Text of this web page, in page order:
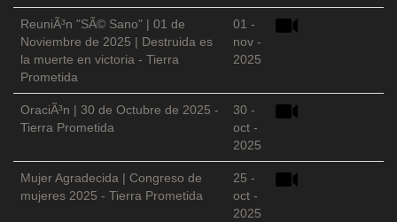
ReuniÃ³n "SÃ© Sano" | 01 de
Noviembre de 2025 | Destruida es
la muerte en victoria - Tierra
Prometida
01 -
nov -
2025
OraciÃ³n | 30 de Octubre de 2025 -
Tierra Prometida
30 -
oct -
2025
Mujer Agradecida | Congreso de
mujeres 2025 - Tierra Prometida
25 -
oct -
2025